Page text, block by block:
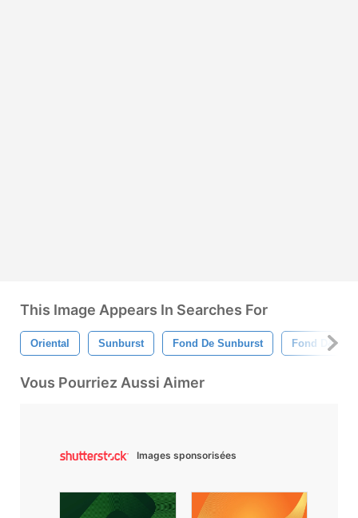
This Image Appears In Searches For
Oriental Sunburst Fond De Sunburst Fond
Vous Pourriez Aussi Aimer
Images sponsorisées